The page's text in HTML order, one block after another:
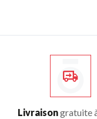
Livraisongratuite